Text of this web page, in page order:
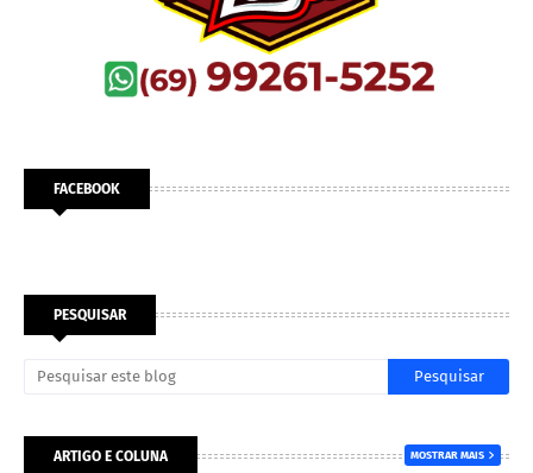
FACEBOOK
PESQUISAR
ARTIGO E COLUNA MOSTRAR MAIS